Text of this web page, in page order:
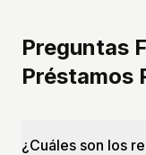
Preguntas
Préstamos
¿Cuáles son los